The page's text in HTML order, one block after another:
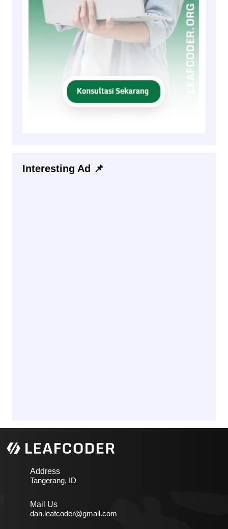
Interesting Ad 📌
Address
Tangerang, ID
Mail Us
dan.leafcoder@gmail.com